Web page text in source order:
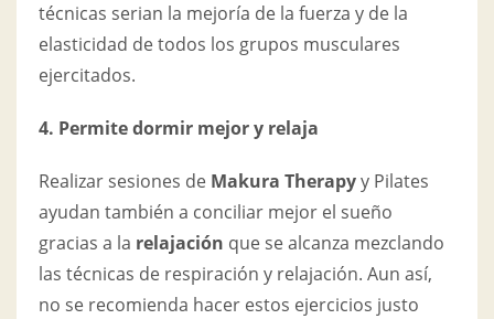
técnicas serian la mejoría de la fuerza y de la
elasticidad de todos los grupos musculares
ejercitados.
4. Permite dormir mejor y relaja
Realizar sesiones de Makura Therapyy Pilates
ayudan también a conciliar mejor el sueño
gracias a la relajación que se alcanza mezclando
las técnicas de respiración y relajación. Aun así,
no se recomienda hacer estos ejercicios justo